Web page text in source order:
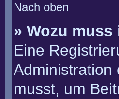
Nach oben
» Wozu
Eine
Administration
musst, um